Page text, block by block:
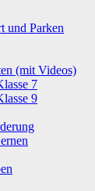
und Parken
(mit Videos)
7
9